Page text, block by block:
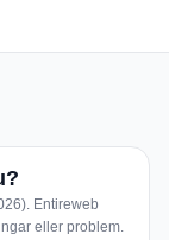
Entireweb
eller problem.